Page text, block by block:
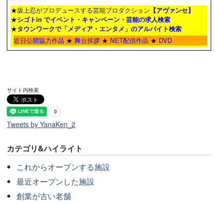
★坂上忍がプロデュースする芸能プロダクション 【アヴァンセ】
★シゴトin でイベント・キャンペーン・芸能の求人検索
★タウンワークで「メディア・エンタメ」のアルバイト検索
近日公開協力作品 ★ 舞台挨拶 ★ NET配信作品 ★ DVD
サイト内検索
Tweets by YanaKen_2
カテゴリ&ハイライト
これからオープンする施設
最近オープンした施設
創業が古い老舗